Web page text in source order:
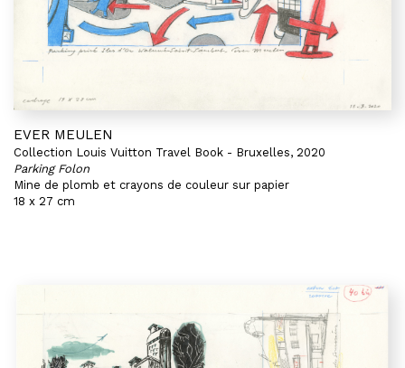
EVER MEULEN
Collection Louis Vuitton Travel Book - Bruxelles, 2020
Parking Folon
Mine de plomb et crayons de couleur sur papier
18 x 27 cm